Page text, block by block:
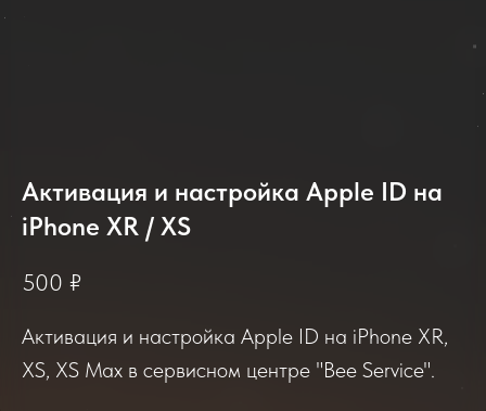
Активация и настройка Apple ID на
iPhone XR / XS
500 ₽
Активация и настройка Apple ID на iPhone XR,
XS, XS Max в сервисном центре "Bee Service".
очень важно услышать ваше мнение о
качестве нашей работы!
Отзывы о нашем сервисе